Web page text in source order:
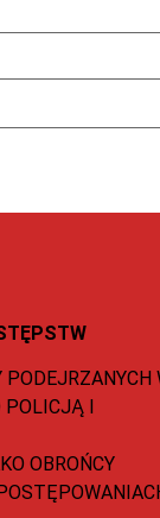
PODEJRZANYCH
POLICJĄ I
OBROŃCY